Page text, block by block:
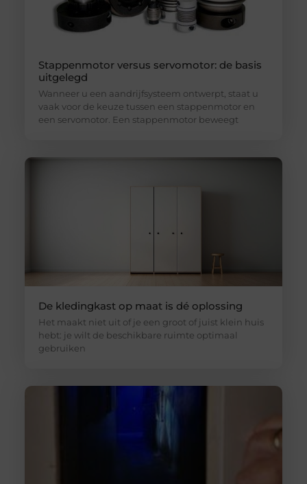
Stappenmotor versus servomotor: de basis
uitgelegd
Wanneer u een aandrijfsysteem ontwerpt, staat u
vaak voor de keuze tussen een stappenmotor en
een servomotor. Een stappenmotor beweegt
De kledingkast op maat is dé oplossing
Het maakt niet uit of je een groot of juist klein huis
hebt: je wilt de beschikbare ruimte optimaal
gebruiken